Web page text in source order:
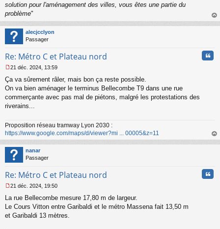
solution pour l'aménagement des villes, vous êtes une partie du
problème"
au
alecjcclyon
Passager
Re: Métro C et Plateau nord
e
s
s
g
n
o
n
l
u
21 déc. 2024, 13:59
Ça va sûrement râler, mais bon ça reste possible.
On va bien aménager le terminus Bellecombe T9 dans une rue
commerçante avec pas mal de piétons, malgré les protestations des
riverains...
Proposition réseau tramway Lyon 2030 :
https://www.google.com/maps/d/viewer?mi ... 00005&z=11
au
nanar
Passager
Re: Métro C et Plateau nord
e
s
s
21 déc. 2024, 19:50
La rue Bellecombe mesure 17,80 m de largeur.
Le Cours Vitton entre Garibaldi et le métro Massena fait 13,50 m
et Garibaldi 13 mètres.